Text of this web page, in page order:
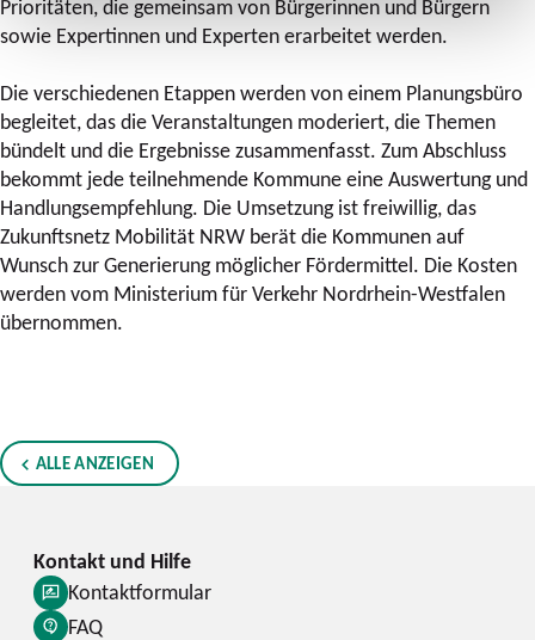
Prioritäten, die gemeinsam von Bürgerinnen und Bürgern
sowie Expertinnen und Experten erarbeitet werden.
Die verschiedenen Etappen werden von einem Planungsbüro
begleitet, das die Veranstaltungen moderiert, die Themen
bündelt und die Ergebnisse zusammenfasst. Zum Abschluss
bekommt jede teilnehmende Kommune eine Auswertung und
Handlungsempfehlung. Die Umsetzung ist freiwillig, das
Zukunftsnetz Mobilität NRW berät die Kommunen auf
Wunsch zur Generierung möglicher Fördermittel. Die Kosten
werden vom Ministerium für Verkehr Nordrhein-Westfalen
übernommen.
ALLE ANZEIGEN
Kontaktformular
FAQ